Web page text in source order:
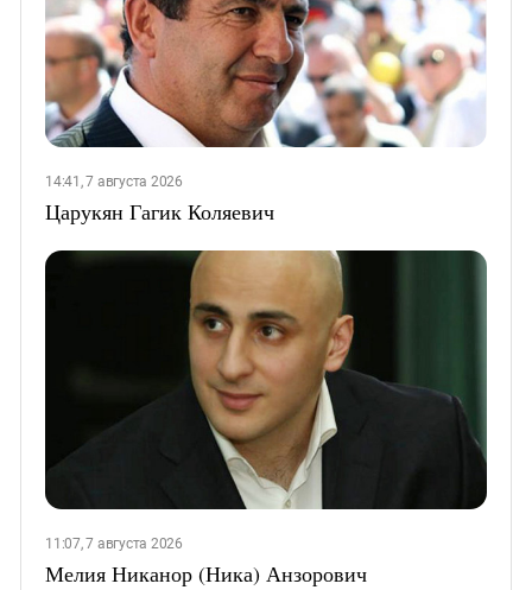
14:41, 7 августа 2026
Царукян Гагик Коляевич
11:07, 7 августа 2026
Мелия Никанор (Ника) Анзорович